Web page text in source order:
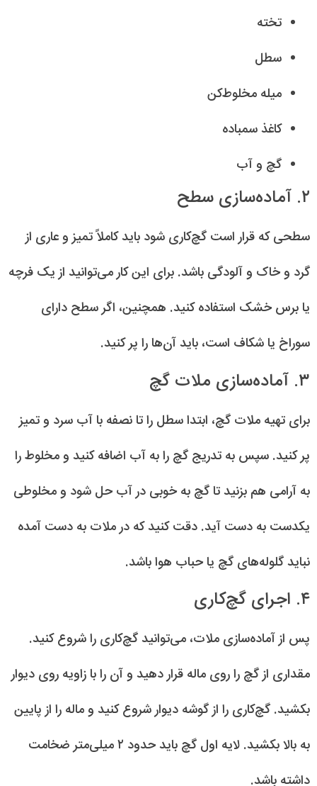
تخته
سطل
میله مخلوط‌کن
کاغذ سمباده
گچ و آب
۲. آماده‌سازی سطح
سطحی که قرار است گچ‌کاری شود باید کاملاً تمیز و عاری از
گرد و خاک و آلودگی باشد. برای این کار می‌توانید از یک فرچه
یا برس خشک استفاده کنید. همچنین، اگر سطح دارای
سوراخ یا شکاف است، باید آن‌ها را پر کنید.
۳. آماده‌سازی ملات گچ
برای تهیه ملات گچ، ابتدا سطل را تا نصفه با آب سرد و تمیز
پر کنید. سپس به تدریج گچ را به آب اضافه کنید و مخلوط را
به آرامی هم بزنید تا گچ به خوبی در آب حل شود و مخلوطی
یکدست به دست آید. دقت کنید که در ملات به دست آمده
نباید گلوله‌های گچ یا حباب هوا باشد.
۴. اجرای گچ‌کاری
پس از آماده‌سازی ملات، می‌توانید گچ‌کاری را شروع کنید.
مقداری از گچ را روی ماله قرار دهید و آن را با زاویه روی دیوار
بکشید. گچ‌کاری را از گوشه دیوار شروع کنید و ماله را از پایین
به بالا بکشید. لایه اول گچ باید حدود ۲ میلی‌متر ضخامت
داشته باشد.